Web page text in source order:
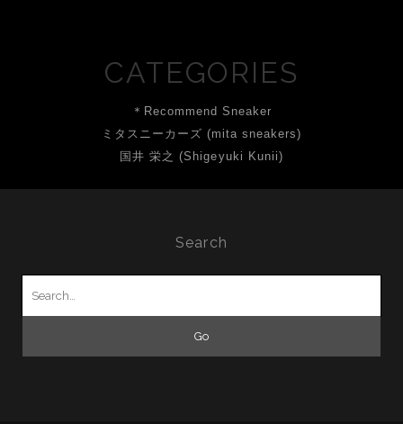
CATEGORIES
＊Recommend Sneaker
ミタスニーカーズ (mita sneakers)
国井 栄之 (Shigeyuki Kunii)
Search